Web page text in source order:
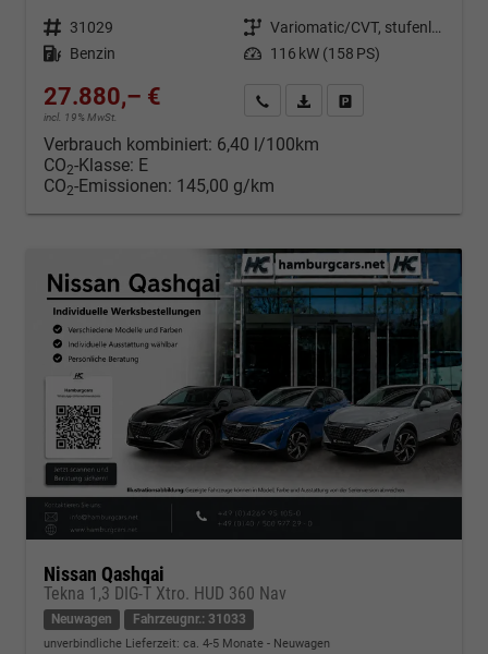
Fahrzeugnr. 31029 Getriebe
Variomatic/CVT, stufenlos
Kraftstoff Benzin Leistung 116 kW (158 PS)
27.880,– €
incl. 19% MwSt.
Kontakt & Angebot anfordern
PDF-Datei, Fahrzeugexposé
Verbrauch kombiniert: 6,40 l/100km
CO2-Klasse: E
CO2-Emissionen: 145,00 g/km
Nissan Qashqai
Tekna 1,3 DIG-T Xtro. HUD 360 Nav
Neuwagen Fahrzeugnr.: 31033
unverbindliche Lieferzeit: ca. 4-5 Monate Neuwagen